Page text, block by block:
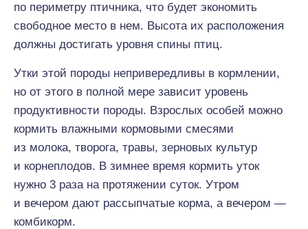
по периметру птичника, что будет экономить
свободное место в нем. Высота их расположения
должны достигать уровня спины птиц.
Утки этой породы непривередливы в кормлении,
но от этого в полной мере зависит уровень
продуктивности породы. Взрослых особей можно
кормить влажными кормовыми смесями
из молока, творога, травы, зерновых культур
и корнеплодов. В зимнее время кормить уток
нужно 3 раза на протяжении суток. Утром
и вечером дают рассыпчатые корма, а вечером —
комбикорм.